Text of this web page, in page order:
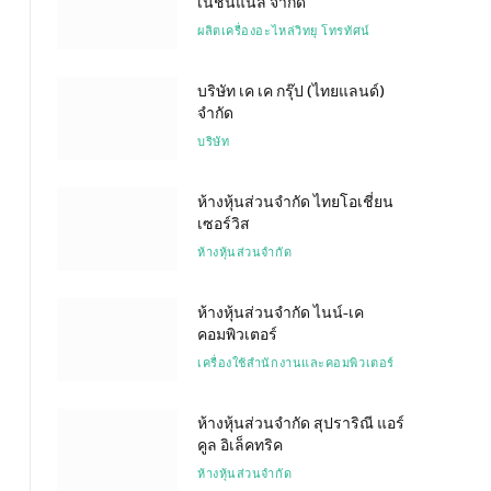
ผลิตเครื่องอะไหล่วิทยุ โทรทัศน์
บริษัท เค เค กรุ๊ป (ไทยแลนด์)
จำกัด
บริษัท
ห้างหุ้นส่วนจำกัด ไทยโอเชี่ยน
เซอร์วิส
ห้างหุ้นส่วนจำกัด
ห้างหุ้นส่วนจำกัด ไนน์-เค
คอมพิวเตอร์
เครื่องใช้สำนักงานและคอมพิวเตอร์
ห้างหุ้นส่วนจำกัด สุปราริณี แอร์
คูล อิเล็คทริค
ห้างหุ้นส่วนจำกัด